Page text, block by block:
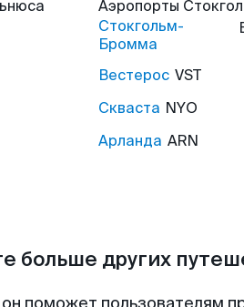
Аэропорты
Стокгольм-
Бромма
Вестерос VST
Скваста NYO
Арланда ARN
больше других